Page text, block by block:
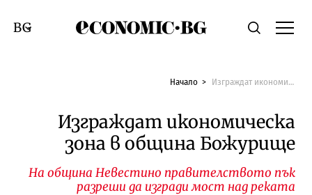
Economic.bgТърсене
Смяна на език
Начало Изграждат икономическа зона в община Божурище
Изграждат икономическа
зона в община Божурище
На община Невестино правителството пък
разреши да изгради мост над реката